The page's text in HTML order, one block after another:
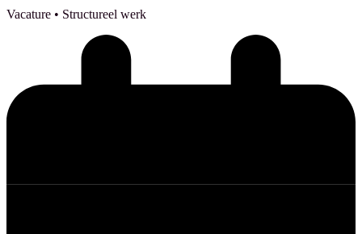
Vacature • Structureel werk